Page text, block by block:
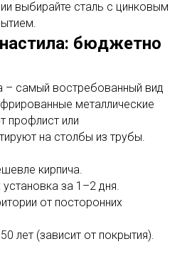
выбирайте сталь с цинковым
бюджетно
– самый востребованный вид
металлические
профлист или
на столбы из трубы.
кирпича.
за 1–2 дня.
от посторонних
лет (зависит от покрытия).